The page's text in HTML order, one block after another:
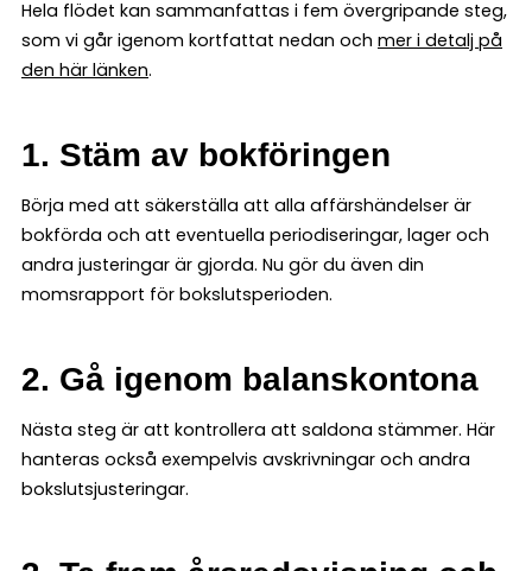
Hela flödet kan sammanfattas i fem övergripande steg,
som vi går igenom kortfattat nedan och mer i detalj på
den här länken.
1. Stäm av bokföringen
Börja med att säkerställa att alla affärshändelser är
bokförda och att eventuella periodiseringar, lager och
andra justeringar är gjorda. Nu gör du även din
momsrapport för bokslutsperioden.
2. Gå igenom balanskontona
Nästa steg är att kontrollera att saldona stämmer. Här
hanteras också exempelvis avskrivningar och andra
bokslutsjusteringar.